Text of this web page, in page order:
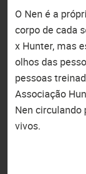
O Nen é a
corpo de cada
x Hunter, mas
olhos das
pessoas
Associação
Nen circulando
vivos.